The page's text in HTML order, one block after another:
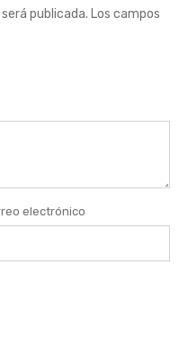
publicada. Los campos
electrónico